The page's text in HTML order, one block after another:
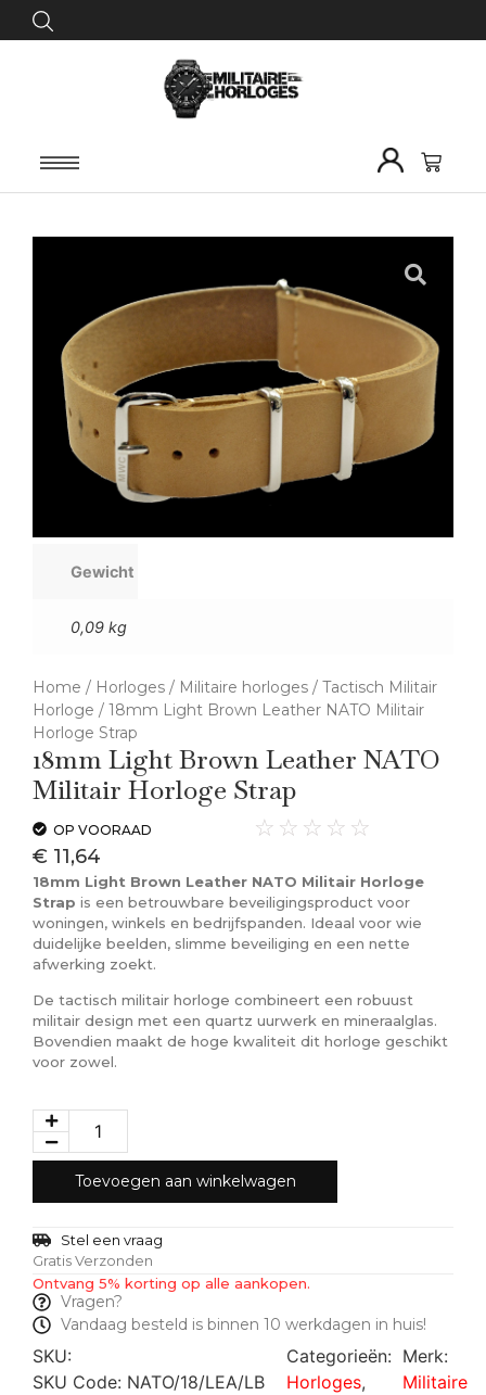
Gewicht
0,09 kg
Home / Horloges / Militaire horloges / Tactisch Militair
Horloge / 18mm Light Brown Leather NATO Militair
Horloge Strap
18mm Light Brown Leather NATO
Militair Horloge Strap
OP VOORAAD ☆ ☆ ☆ ☆ ☆
€ 11,64
18mm Light Brown Leather NATO Militair Horloge
Strap is een betrouwbare beveiligingsproduct voor
woningen, winkels en bedrijfspanden. Ideaal voor wie
duidelijke beelden, slimme beveiliging en een nette
afwerking zoekt.
De tactisch militair horloge combineert een robuust
militair design met een quartz uurwerk en mineraalglas.
Bovendien maakt de hoge kwaliteit dit horloge geschikt
voor zowel.
Toevoegen aan winkelwagen
Stel een vraag
Gratis Verzonden
Ontvang 5% korting op alle aankopen.
Vragen?
Vandaag besteld is binnen 10 werkdagen in huis!
SKU:
SKU Code: NATO/18/LEA/LB
Categorieën:
Horloges,
Merk:
Militaire